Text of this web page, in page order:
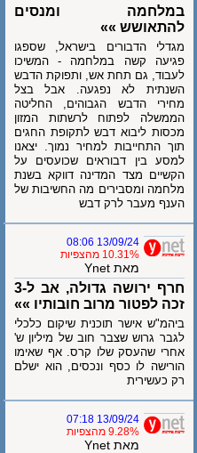
במלחמה ומנסים
להתאושש »»
מגדלי הדבורים בישראל, שספגו
פגיעה קשה במלחמה - המשיכו
לעבוד, גם תחת אש, ותפוקת הדבש
השנתית לא נפגעה. אבל בצל
מחירי הדבש הגבוהים, החליטה
הממשלה לפתוח לרשתות המזון
מכסות ליבוא דבש לתקופת החגים
תוך התחייבות למחיר נמוך. יצאנו
למסע בין דבוראים שכועסים על
הקשיים מצד המדינה דווקא בשנת
מלחמה ומסבירים מה החשיבות של
הענף מעבר לרק דבש
13/09/24 08:06
10.31% מהצפיות
מאת Ynet
חרף ירושה גדולה, אב ל-3
זכה לפטור מרוב חובותיו »»
ביהמ"ש אישר תוכנית שיקום כלכלי
לגבר גרוש שצבר חוב של מיליון ש'
אחרי שהעסק שלו קרס. אף שאימו
הורישה לו כסף ונכסים, הוא ישלם
רק כעשירית
13/09/24 07:18
9.28% מהצפיות
מאת Ynet